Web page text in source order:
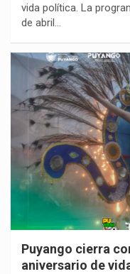
vida política. La
de abril…
Puyango cierra
aniversario de